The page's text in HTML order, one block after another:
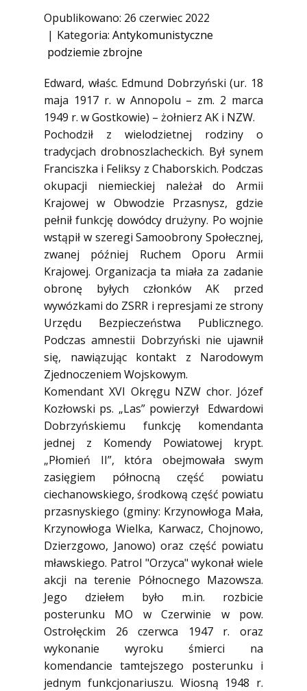
Ofiary zbrodni katyńskiej
Antykomunistyczne podziemie
Opozycja demokratyczna w PRL
Artyści
Badacze
Społecznicy
Opublikowano: 26 czerwiec 2022
Kategoria: Antykomunistyczne
podziemie zbrojne
Edward, właśc. Edmund Dobrzyński (ur. 18
maja 1917 r. w Annopolu – zm. 2 marca
1949 r. w Gostkowie) – żołnierz AK i NZW.
Pochodził z wielodzietnej rodziny o
tradycjach drobnoszlacheckich. Był synem
Franciszka i Feliksy z Chaborskich. Podczas
okupacji niemieckiej należał do Armii
Krajowej w Obwodzie Przasnysz, gdzie
pełnił funkcję dowódcy drużyny. Po wojnie
wstąpił w szeregi Samoobrony Społecznej,
zwanej później Ruchem Oporu Armii
Krajowej. Organizacja ta miała za zadanie
obronę byłych członków AK przed
wywózkami do ZSRR i represjami ze strony
Urzędu Bezpieczeństwa Publicznego.
Podczas amnestii Dobrzyński nie ujawnił
się, nawiązując kontakt z Narodowym
Zjednoczeniem Wojskowym.
Komendant XVI Okręgu NZW chor. Józef
Kozłowski ps. „Las” powierzył Edwardowi
Dobrzyńskiemu funkcję komendanta
jednej z Komendy Powiatowej krypt.
„Płomień II”, która obejmowała swym
zasięgiem północną część powiatu
ciechanowskiego, środkową część powiatu
przasnyskiego (gminy: Krzynowłoga Mała,
Krzynowłoga Wielka, Karwacz, Chojnowo,
Dzierzgowo, Janowo) oraz część powiatu
mławskiego. Patrol "Orzyca" wykonał wiele
akcji na terenie Północnego Mazowsza.
Jego dziełem było m.in. rozbicie
posterunku MO w Czerwinie w pow.
Ostrołęckim 26 czerwca 1947 r. oraz
wykonanie wyroku śmierci na
komendancie tamtejszego posterunku i
jednym funkcjonariuszu. Wiosną 1948 r.